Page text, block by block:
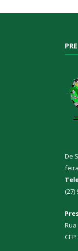
De
(27)